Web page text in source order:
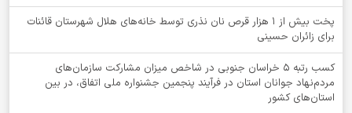
پخت بیش از 1 هزار قرص نان نذری توسط خانه‌های هلال شهرستان قائنات
برای زائران حسینی
کسب رتبه ۵ خراسان جنوبی در شاخص میزان مشارکت سازمان‌های
مردم‌نهاد جوانان استان در فرآیند پنجمین جشنواره ملی اتفاق، در بین
استان‌های کشور